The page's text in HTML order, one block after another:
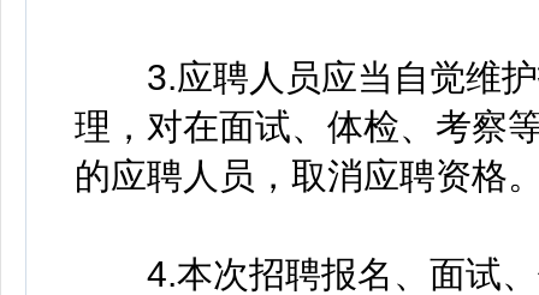
3.应聘人员应当自觉维护
理，对在面试、体检、考察
的应聘人员，取消应聘资格
4.本次招聘报名、面试、